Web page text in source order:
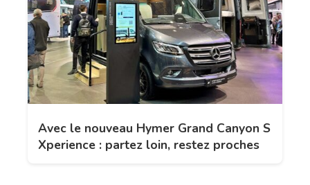
Avec le nouveau Hymer Grand Canyon S
Xperience : partez loin, restez proches